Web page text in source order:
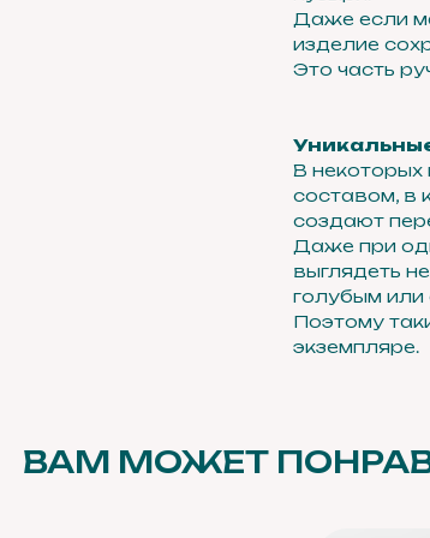
Даже если
изделие
Это часть
В некоторых
составом, в
создают
Даже при
выглядеть
голубым или
Поэтому
экземпляре.
ВАМ МОЖЕТ